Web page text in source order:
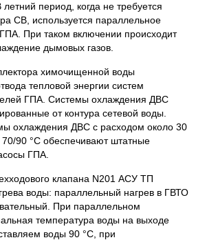
период, когда не требуется
СВ, используется параллельное
При таком включении происходит
дымовых газов.
химочищенной воды
тепловой энергии систем
ГПА. Системы охлаждения ДВС
от контура сетевой воды.
охлаждения ДВС с расходом около 30
70/90 °С обеспечивают штатные
ГПА.
клапана N201 АСУ ТП
воды: параллельный нагрев в ГВТО
При параллельном
температура воды на выходе
воды 90 °С, при